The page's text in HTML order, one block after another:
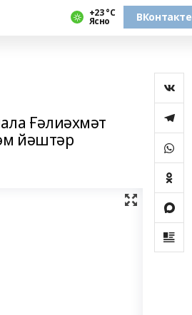
+23 °С
Ясно ВКонтакте
Ғәлиәхмәт
йәштәр